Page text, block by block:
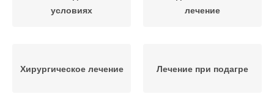
условиях
лечение
Хирургическое лечение Лечение при подагре